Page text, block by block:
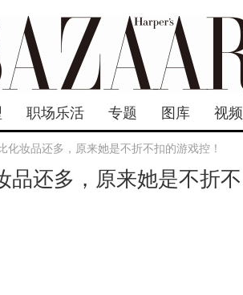
职场乐活 专题 图库 视频
化妆品还多，原来她是不折不扣的游戏控！
品还多，原来她是不折不